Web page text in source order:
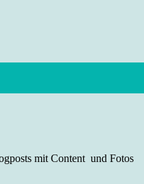
mit Content und Fotos